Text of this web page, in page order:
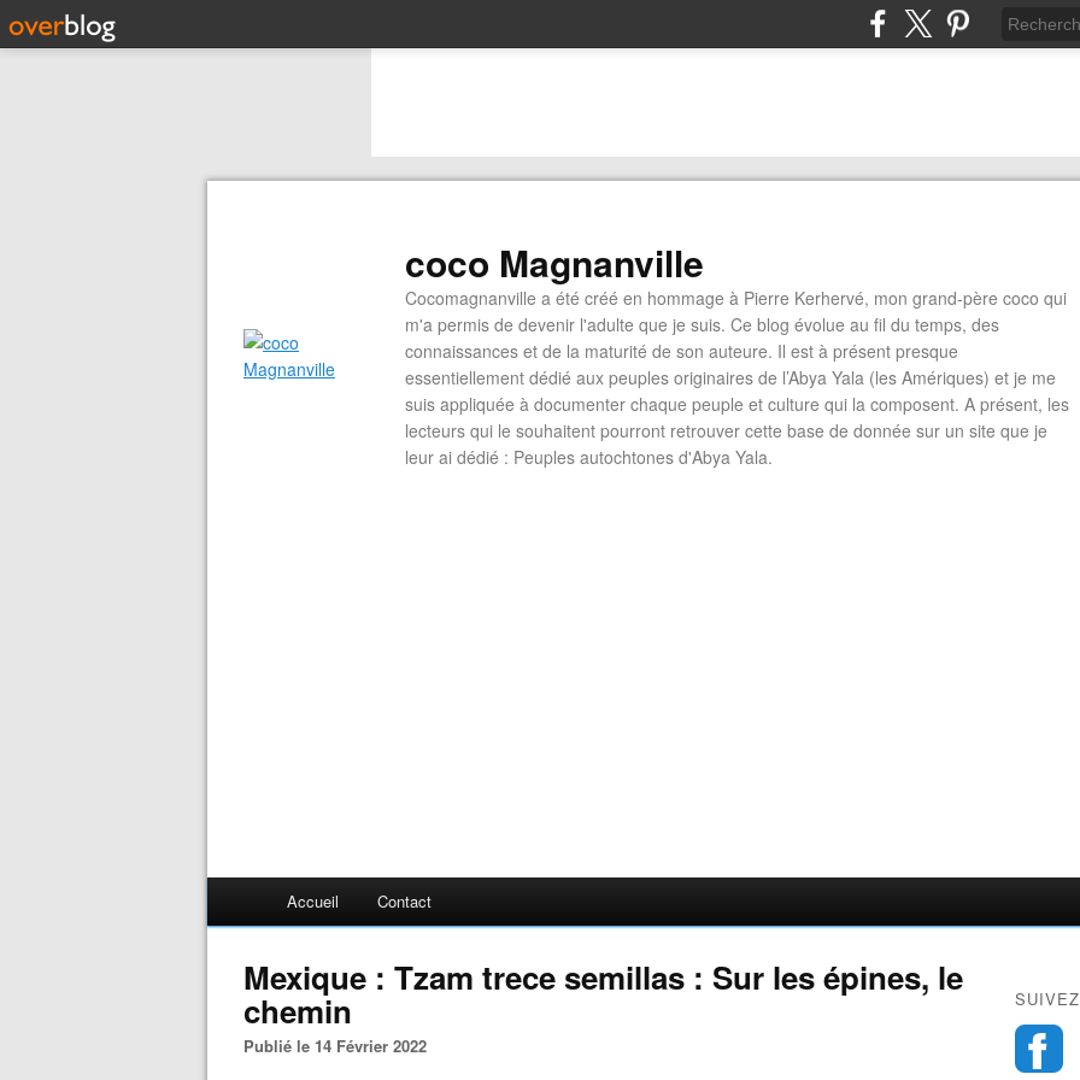
coco Magnanville
Cocomagnanville a été créé en hommage à Pierre Kerhervé, mon grand-père coco qui
m'a permis de devenir l'adulte que je suis. Ce blog évolue au fil du temps, des
connaissances et de la maturité de son auteure. Il est à présent presque
essentiellement dédié aux peuples originaires de l’Abya Yala (les Amériques) et je me
suis appliquée à documenter chaque peuple et culture qui la composent. A présent, les
lecteurs qui le souhaitent pourront retrouver cette base de donnée sur un site que je
leur ai dédié : Peuples autochtones d'Abya Yala.
Accueil Contact
Mexique : Tzam trece semillas : Sur les épines, le
chemin
Publié le 14 Février 2022